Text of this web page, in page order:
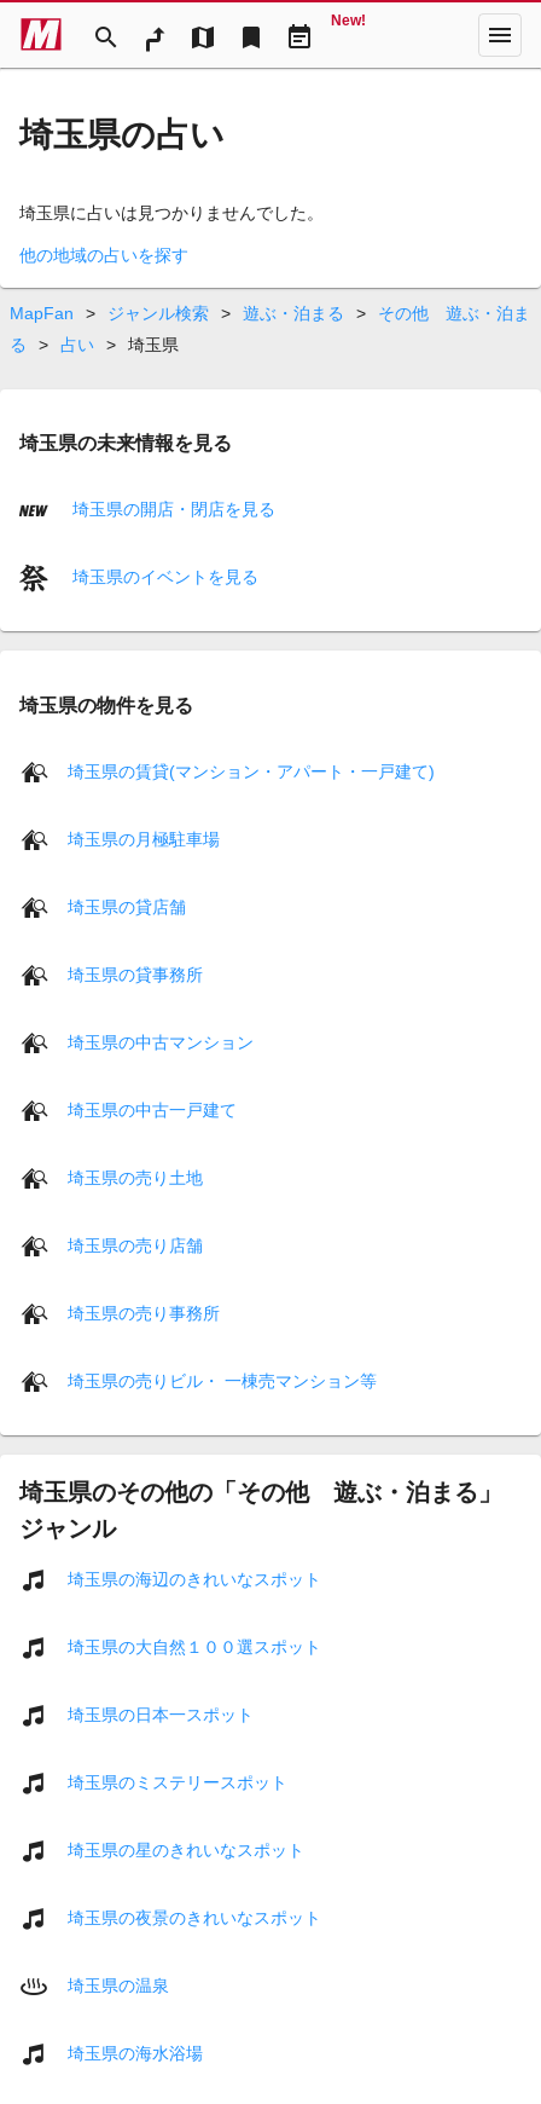
search map bookmark event_note
New! menu
埼玉県の占い
埼玉県に占いは見つかりませんでした。
他の地域の占いを探す
MapFan > ジャンル検索 > 遊ぶ・泊まる >
その他 遊ぶ・泊ま
る
> 占い > 埼玉県
埼玉県の未来情報を見る
埼玉県の開店・閉店を見る
埼玉県のイベントを見る
埼玉県の物件を見る
埼玉県の賃貸(マンション・アパート・一戸建て)
埼玉県の月極駐車場
埼玉県の貸店舗
埼玉県の貸事務所
埼玉県の中古マンション
埼玉県の中古一戸建て
埼玉県の売り土地
埼玉県の売り店舗
埼玉県の売り事務所
埼玉県の売りビル・ 一棟売マンション等
埼玉県のその他の「その他 遊ぶ・泊まる」
ジャンル
埼玉県の海辺のきれいなスポット
埼玉県の大自然１００選スポット
埼玉県の日本一スポット
埼玉県のミステリースポット
埼玉県の星のきれいなスポット
埼玉県の夜景のきれいなスポット
埼玉県の温泉
埼玉県の海水浴場